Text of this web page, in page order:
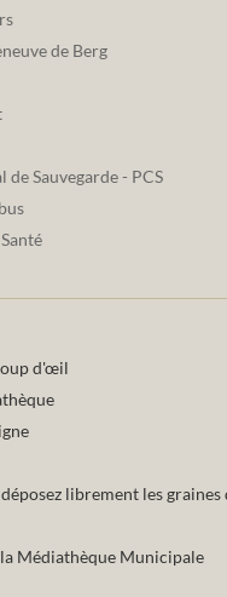
de Berg
de Sauvegarde - PCS
d'œil
librement les graines
Médiathèque Municipale